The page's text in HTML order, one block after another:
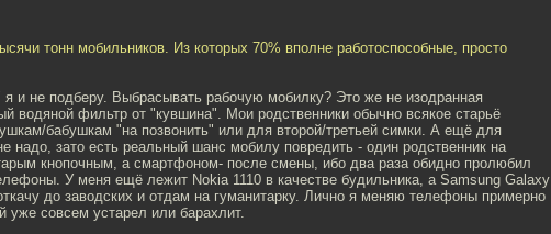
тонн мобильников. Из которых 70% вполне работоспособные, просто
и не подберу. Выбрасывать рабочую мобилку? Это же не изодранная
водяной фильтр от "кувшина". Мои родственники обычно всякое старьё
бабушкам "на позвонить" или для второй/третьей симки. А ещё для
надо, зато есть реальный шанс мобилу повредить - один родственник на
кнопочным, а смартфоном- после смены, ибо два раза обидно пролюбил
У меня ещё лежит Nokia 1110 в качестве будильника, а Samsung Galaxy
до заводских и отдам на гуманитарку. Лично я меняю телефоны примерно
уже совсем устарел или барахлит.